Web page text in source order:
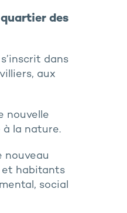
des
dans
aux
nouvelle
à la nature.
nouveau
et habitants
social